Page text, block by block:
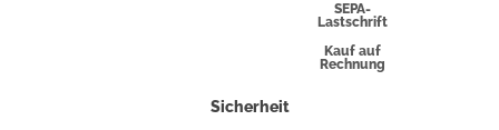
SEPA-
Lastschrift
Kauf auf
Rechnung
Sicherheit